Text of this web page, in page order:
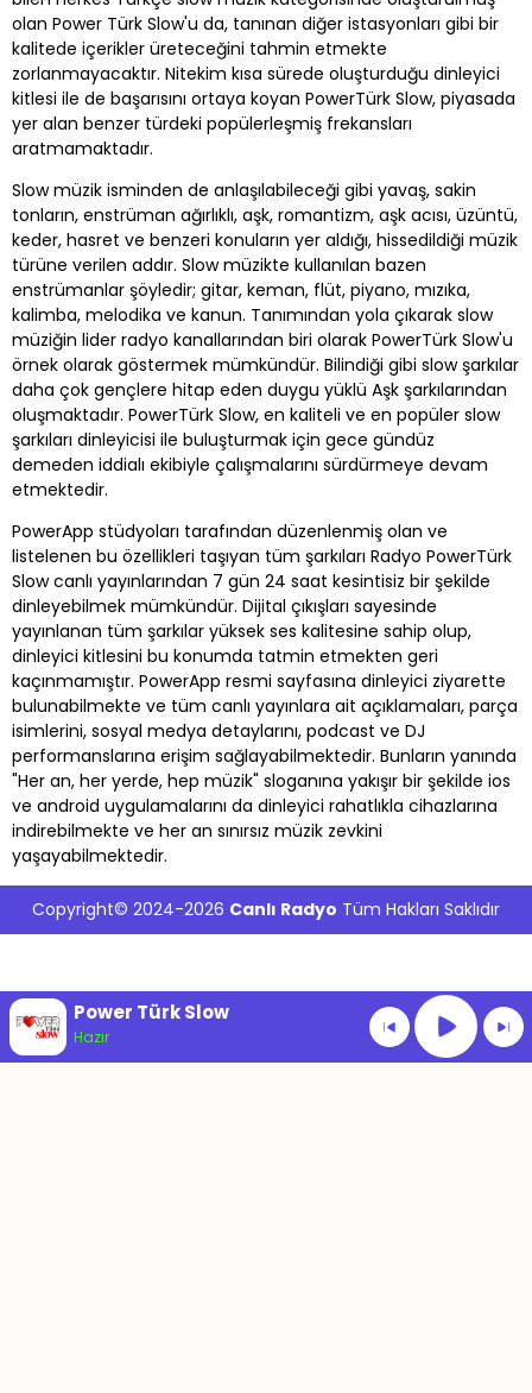
olan Power Türk Slow'u da, tanınan diğer istasyonları gibi bir
kalitede içerikler üreteceğini tahmin etmekte
zorlanmayacaktır. Nitekim kısa sürede oluşturduğu dinleyici
kitlesi ile de başarısını ortaya koyan PowerTürk Slow, piyasada
yer alan benzer türdeki popülerleşmiş frekansları
aratmamaktadır.
Slow müzik isminden de anlaşılabileceği gibi yavaş, sakin
tonların, enstrüman ağırlıklı, aşk, romantizm, aşk acısı, üzüntü,
keder, hasret ve benzeri konuların yer aldığı, hissedildiği müzik
türüne verilen addır. Slow müzikte kullanılan bazen
enstrümanlar şöyledir; gitar, keman, flüt, piyano, mızıka,
kalimba, melodika ve kanun. Tanımından yola çıkarak slow
müziğin lider radyo kanallarından biri olarak PowerTürk Slow'u
örnek olarak göstermek mümkündür. Bilindiği gibi slow şarkılar
daha çok gençlere hitap eden duygu yüklü Aşk şarkılarından
oluşmaktadır. PowerTürk Slow, en kaliteli ve en popüler slow
şarkıları dinleyicisi ile buluşturmak için gece gündüz
demeden iddialı ekibiyle çalışmalarını sürdürmeye devam
etmektedir.
PowerApp stüdyoları tarafından düzenlenmiş olan ve
listelenen bu özellikleri taşıyan tüm şarkıları Radyo PowerTürk
Slow canlı yayınlarından 7 gün 24 saat kesintisiz bir şekilde
dinleyebilmek mümkündür. Dijital çıkışları sayesinde
yayınlanan tüm şarkılar yüksek ses kalitesine sahip olup,
dinleyici kitlesini bu konumda tatmin etmekten geri
kaçınmamıştır. PowerApp resmi sayfasına dinleyici ziyarette
bulunabilmekte ve tüm canlı yayınlara ait açıklamaları, parça
isimlerini, sosyal medya detaylarını, podcast ve DJ
performanslarına erişim sağlayabilmektedir. Bunların yanında
"Her an, her yerde, hep müzik" sloganına yakışır bir şekilde ios
ve android uygulamalarını da dinleyici rahatlıkla cihazlarına
indirebilmekte ve her an sınırsız müzik zevkini
yaşayabilmektedir.
Copyright© 2024-2026 Canlı Radyo Tüm Hakları Saklıdır